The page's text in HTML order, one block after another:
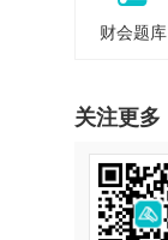
财会题库
关注更多